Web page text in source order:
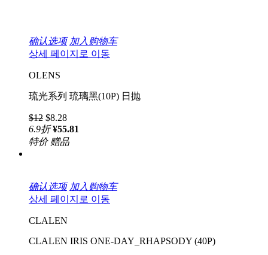
确认选项 加入购物车
상세 페이지로 이동
OLENS
琉光系列 琉璃黑(10P) 日抛
$12 $8.28
6.9折 ¥55.81
特价 赠品
确认选项 加入购物车
상세 페이지로 이동
CLALEN
CLALEN IRIS ONE-DAY_RHAPSODY (40P)